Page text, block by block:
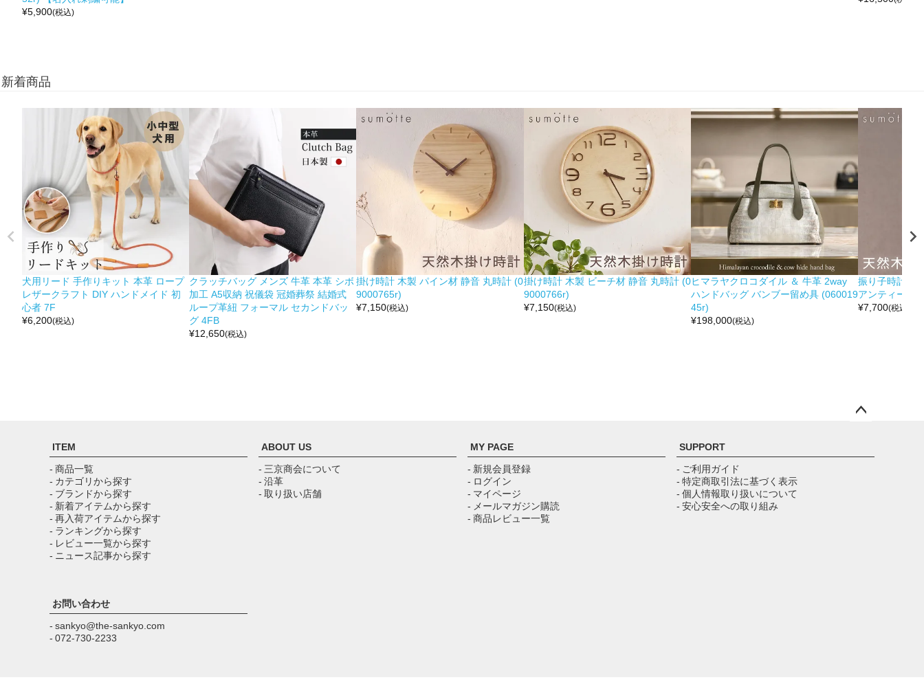
¥5,900(税込)
新着商品
犬用リード 手作りキット 本革 ロープ
レザークラフト DIY ハンドメイド 初
心者 7F
¥6,200(税込)
クラッチバッグ メンズ 牛革 本革 シボ
加工 A5収納 祝儀袋 冠婚葬祭 結婚式
ループ革紐 フォーマル セカンドバッ
グ 4FB
¥12,650(税込)
掛け時計 木製 パイン材 静音 丸時計 (0
9000765r)
¥7,150(税込)
掛け時計 木製 ビーチ材 静音 丸時計 (0
9000766r)
¥7,150(税込)
ヒマラヤクロコダイル ＆ 牛革 2way
ハンドバッグ バンブー留め具 (060019
45r)
¥198,000(税込)
振り子時計 木
アンティーク
¥7,700(税込)
ップ
ITEM
- 商品一覧
- カテゴリから探す
- ブランドから探す
- 新着アイテムから探す
- 再入荷アイテムから探す
- ランキングから探す
- レビュー一覧から探す
- ニュース記事から探す
ABOUT US
- 三京商会について
- 沿革
- 取り扱い店舗
MY PAGE
- 新規会員登録
- ログイン
- マイページ
- メールマガジン購読
- 商品レビュー一覧
SUPPORT
- ご利用ガイド
- 特定商取引法に基づく表示
- 個人情報取り扱いについて
- 安心安全への取り組み
お問い合わせ
- sankyo@the-sankyo.com
- 072-730-2233